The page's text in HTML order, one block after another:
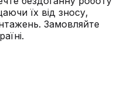
їх від зносу,
Замовляйте